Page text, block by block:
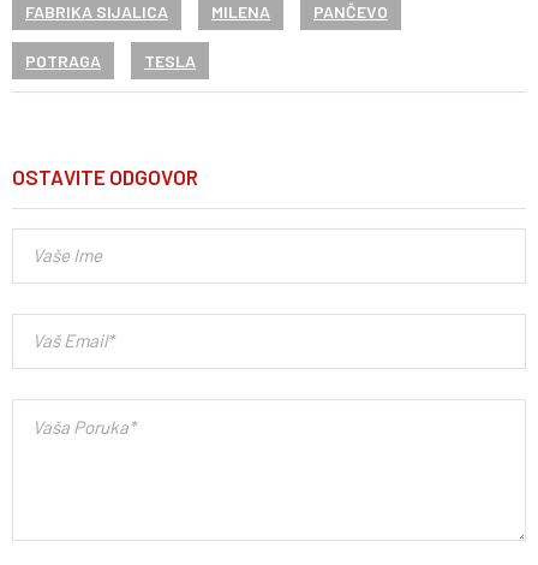
FABRIKA SIJALICA MILENA PANČEVO
POTRAGA TESLA
OSTAVITE ODGOVOR